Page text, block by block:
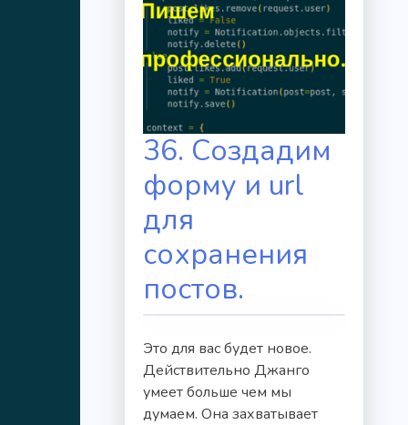
36. Создадим
форму и url
для
сохранения
постов.
Это для вас будет новое.
Действительно Джанго
умеет больше чем мы
думаем. Она захватывает